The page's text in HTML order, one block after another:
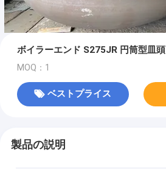
ボイラーエンド S275JR 円筒型皿頭
MOQ：1
ベストプライス
製品の説明